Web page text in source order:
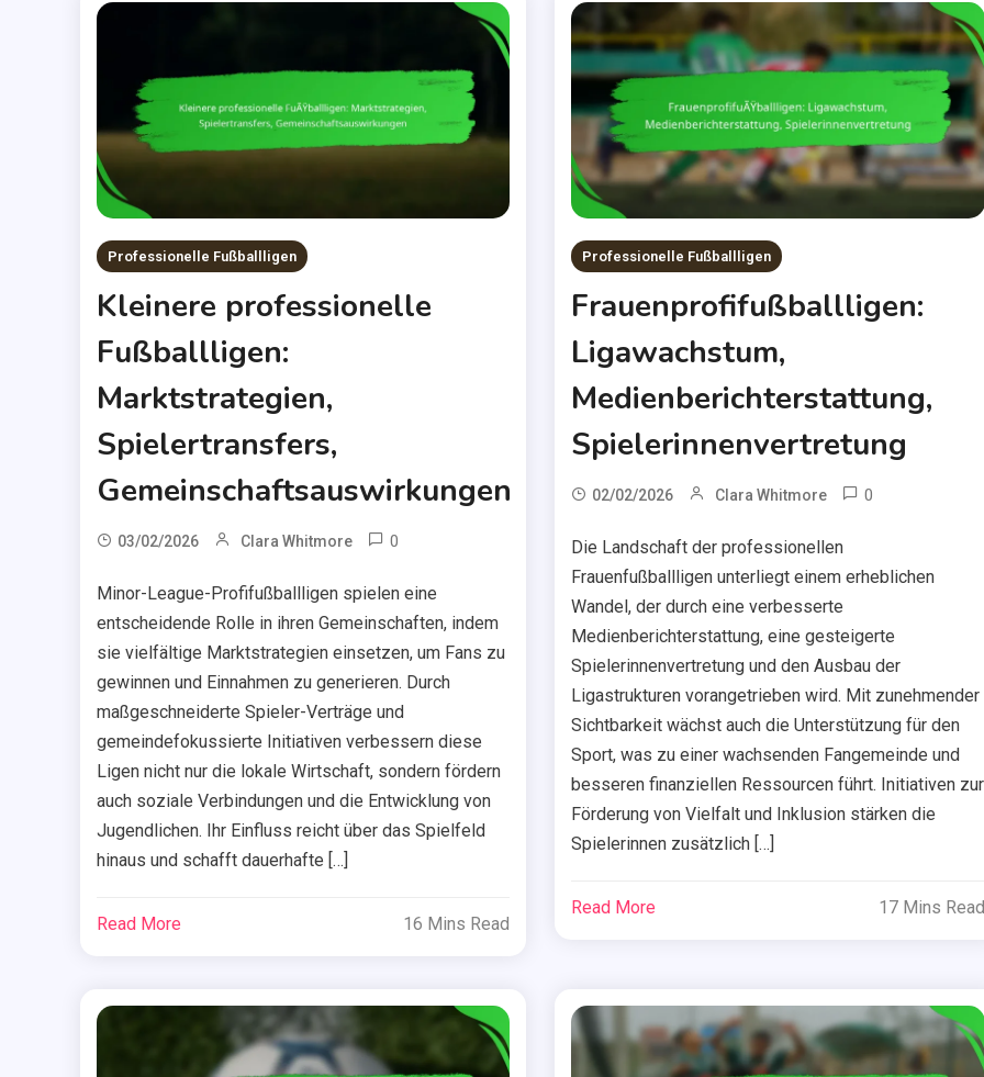
Professionelle Fußballligen
Kleinere professionelle
Fußballligen:
Marktstrategien,
Spielertransfers,
Gemeinschaftsauswirkungen
03/02/2026 Clara Whitmore 0
Minor-League-Profifußballligen spielen eine
entscheidende Rolle in ihren Gemeinschaften, indem
sie vielfältige Marktstrategien einsetzen, um Fans zu
gewinnen und Einnahmen zu generieren. Durch
maßgeschneiderte Spieler-Verträge und
gemeindefokussierte Initiativen verbessern diese
Ligen nicht nur die lokale Wirtschaft, sondern fördern
auch soziale Verbindungen und die Entwicklung von
Jugendlichen. Ihr Einfluss reicht über das Spielfeld
hinaus und schafft dauerhafte […]
Read More 16 Mins Read
Professionelle Fußballligen
Frauenprofifußballligen:
Ligawachstum,
Medienberichterstattung,
Spielerinnenvertretung
02/02/2026 Clara Whitmore 0
Die Landschaft der professionellen
Frauenfußballligen unterliegt einem erheblichen
Wandel, der durch eine verbesserte
Medienberichterstattung, eine gesteigerte
Spielerinnenvertretung und den Ausbau der
Ligastrukturen vorangetrieben wird. Mit zunehmender
Sichtbarkeit wächst auch die Unterstützung für den
Sport, was zu einer wachsenden Fangemeinde und
besseren finanziellen Ressourcen führt. Initiativen zur
Förderung von Vielfalt und Inklusion stärken die
Spielerinnen zusätzlich […]
Read More 17 Mins Read